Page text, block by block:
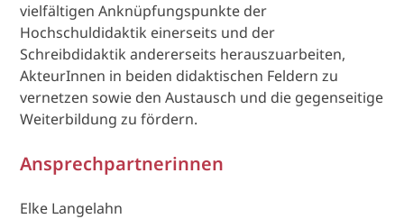
vielfältigen Anknüpfungspunkte der
Hochschuldidaktik einerseits und der
Schreibdidaktik andererseits herauszuarbeiten,
AkteurInnen in beiden didaktischen Feldern zu
vernetzen sowie den Austausch und die gegenseitige
Weiterbildung zu fördern.
Ansprechpartnerinnen
Elke Langelahn